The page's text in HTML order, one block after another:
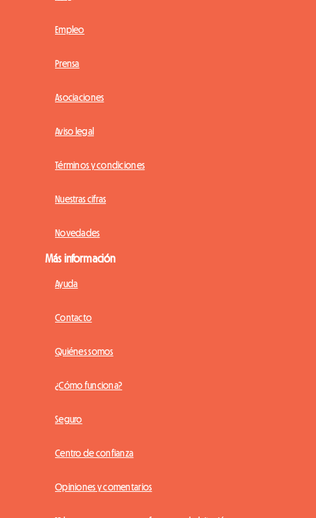
Empleo
Prensa
Asociaciones
Aviso legal
Términos y condiciones
Nuestras cifras
Novedades
Más información
Ayuda
Contacto
Quiénes somos
¿Cómo funciona?
Seguro
Centro de confianza
Opiniones y comentarios